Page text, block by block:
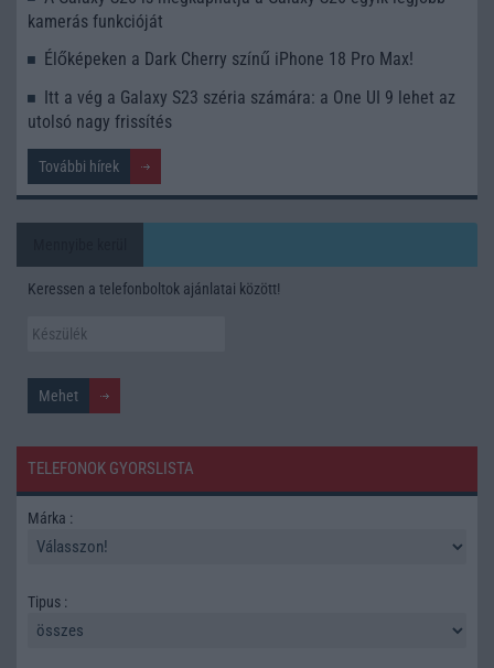
kamerás funkcióját
Élőképeken a Dark Cherry színű iPhone 18 Pro Max!
Itt a vég a Galaxy S23 széria számára: a One UI 9 lehet az
utolsó nagy frissítés
További hírek
Keressen a telefonboltok ajánlatai között!
TELEFONOK GYORSLISTA
Márka :
Tipus :